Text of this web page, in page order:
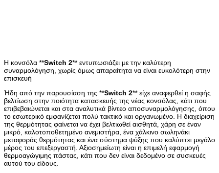
Η κονσόλα **Switch 2** εντυπωσιάζει με την καλύτερη
συναρμολόγηση, χωρίς όμως απαραίτητα να είναι ευκολότερη στην
επισκευή
Ήδη από την παρουσίαση της **Switch 2** είχε αναφερθεί η σαφής
βελτίωση στην ποιότητα κατασκευής της νέας κονσόλας, κάτι που
επιβεβαιώνεται και στα αναλυτικά βίντεο αποσυναρμολόγησης, όπου
το εσωτερικό εμφανίζεται πολύ τακτικό και οργανωμένο. Η διαχείριση
της θερμότητας φαίνεται να έχει βελτιωθεί αισθητά, χάρη σε έναν
μικρό, καλοτοποθετημένο ανεμιστήρα, ένα χάλκινο σωληνάκι
μεταφοράς θερμότητας και ένα σύστημα ψύξης που καλύπτει μεγάλο
μέρος του επεξεργαστή. Αξιοσημείωτη είναι η επιμελή εφαρμογή
θερμοαγώγιμης πάστας, κάτι που δεν είναι δεδομένο σε συσκευές
αυτού του είδους.